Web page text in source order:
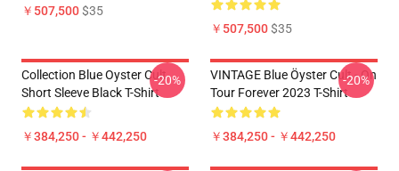
￥507,500$35
￥507,500$35
Collection Blue Oyster Cult
Short Sleeve Black T-Shirt
￥384,250 - ￥442,250
-20%
VINTAGE Blue Öyster Cult - On
Tour Forever 2023 T-Shirt
￥384,250 - ￥442,250
-20%